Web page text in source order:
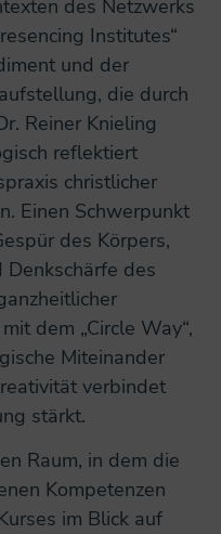
des Netzwerks
Institutes“
und der
die durch
Reiner Knieling
reflektiert
christlicher
Einen Schwerpunkt
des Körpers,
Denkschärfe des
dem „Circle Way“,
Miteinander
verbindet
stärkt.
Raum, in dem die
Kompetenzen
im Blick auf